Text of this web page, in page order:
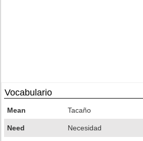
Vocabulario
Mean Tacaño
Need Necesidad